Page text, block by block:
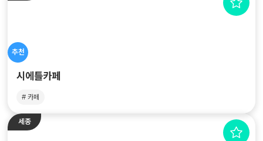
추천
시에틀카페
# 카페
세종